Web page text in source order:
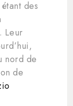
des
Leur
nord de
de